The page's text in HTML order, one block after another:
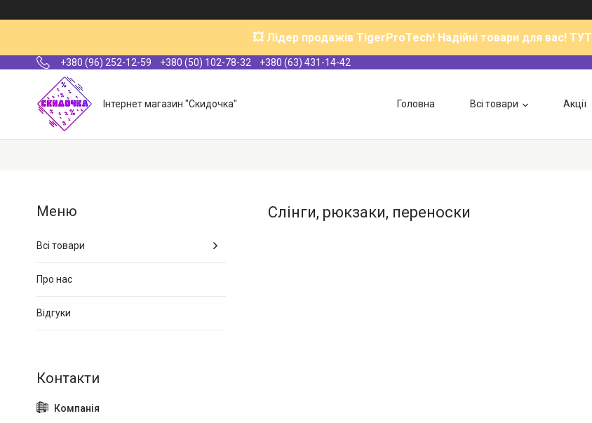
💥 Лідер продажів TigerProTech! Надійні товари для вас! ТУТ
+380 (96) 252-12-59 +380 (50) 102-78-32 +380 (63) 431-14-42
Інтернет магазин "Скидочка" Головна Всі товари Акції
Слінги, рюкзаки, переноски
Всі товари
Про нас
Відгуки